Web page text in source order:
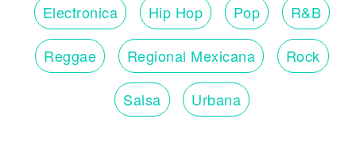
Electronica Hip Hop Pop R&B
Reggae Regional Mexicana Rock
Salsa Urbana